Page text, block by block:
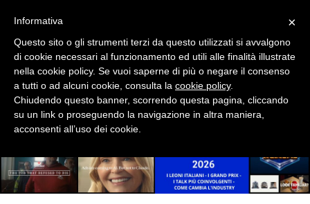
×
Informativa
Questo sito o gli strumenti terzi da questo utilizzati si avvalgono
di cookie necessari al funzionamento ed utili alle finalità illustrate
nella cookie policy. Se vuoi saperne di più o negare il consenso
a tutti o ad alcuni cookie, consulta la cookie policy.
Chiudendo questo banner, scorrendo questa pagina, cliccando
su un link o proseguendo la navigazione in altra maniera,
acconsenti all’uso dei cookie.